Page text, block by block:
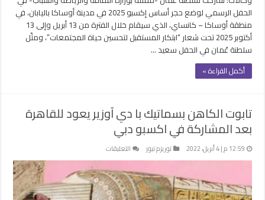
الحفل الرسمي لوضع حجر أساس إكسبو 2025 في مدينة أوساكا باليابان، في
منطقة أوساكا – كانساي، الذي سيقام خلال الفترة من 13 أبريل وإلى 13
أكتوبر 2025 تحت شعار “ابتكار المستقبل لتحسين حياة المجتمعات”، ومثّل
سلطنة عُمان في الحفل سعيد …
أكمل القراءة »
تابوت الكاهن بسماتيك با دي آوزير يعود للقاهرة
بعد المشاركة في اكسبو دبي
12:59 م | 4 أبريل، 2022 توريزم نيوز التعليقات
تابوت
الكاهن
بسماتيك